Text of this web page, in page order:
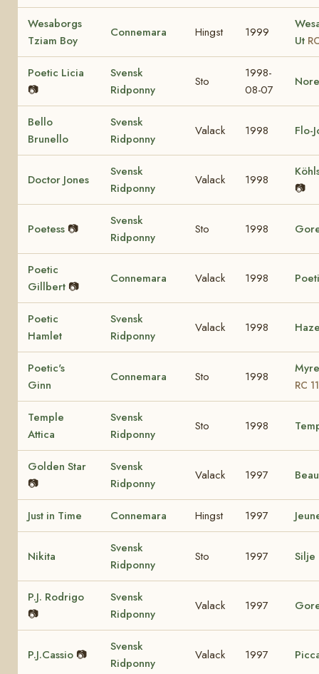
Wesaborgs
Tziam Boy
Connemara Hingst 1999
Ut
Poetic Licia
📷
Svensk
Ridponny
Sto
1998-
08-07
Bello
Brunello
Svensk
Ridponny
Valack 1998 Flo-
Doctor Jones
Svensk
Ridponny
Valack 1998
📷
Poetess 📷
Svensk
Ridponny
Sto 1998
Poetic
Gillbert 📷
Connemara Valack 1998
Poetic
Hamlet
Svensk
Ridponny
Valack 1998
Poetic's
Ginn
Connemara Sto 1998
RC
Temple
Attica
Svensk
Ridponny
Sto 1998
Golden Star
📷
Svensk
Ridponny
Valack 1997
Just in Time Connemara Hingst 1997
Nikita
Svensk
Ridponny
Sto 1997 Silje
P.J. Rodrigo
📷
Svensk
Ridponny
Valack 1997
P.J.Cassio 📷
Svensk
Ridponny
Valack 1997